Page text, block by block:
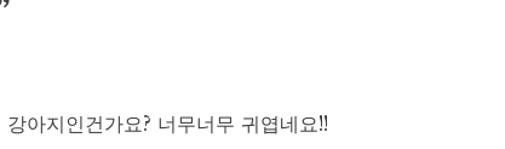
아지인건가요? 너무너무 귀엽네요!!